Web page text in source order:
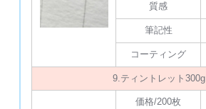
質感
筆記性
コーティング
9.ティントレット300g
価格/200枚